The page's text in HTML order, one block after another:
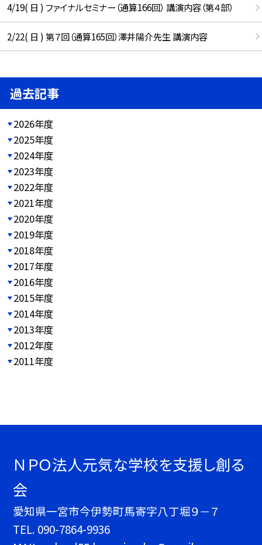
4/19( 日 ) ファイナルセミナー（通算166回） 講演内容（第４部）
2/22( 日 ) 第７回（通算165回）澤井陽介先生 講演内容
過去記事
2026年度
2025年度
2024年度
2023年度
2022年度
2021年度
2020年度
2019年度
2018年度
2017年度
2016年度
2015年度
2014年度
2013年度
2012年度
2011年度
ＮＰＯ法人元気な学校を支援し創る
会
愛知県一宮市今伊勢町馬寄字八丁堀９－７
TEL. 090-7864-9936